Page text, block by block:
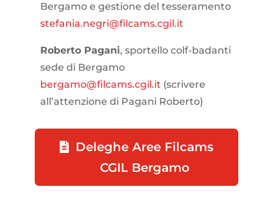
Bergamo e gestione del tesseramento
stefania.negri@filcams.cgil.it
Roberto Pagani, sportello colf-badanti
sede di Bergamo
bergamo@filcams.cgil.it (scrivere
all’attenzione di Pagani Roberto)
Deleghe Aree Filcams
CGIL Bergamo